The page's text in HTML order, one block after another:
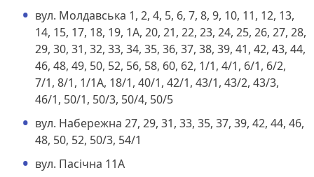
вул. Молдавська 1, 2, 4, 5, 6, 7, 8, 9, 10, 11, 12, 13,
14, 15, 17, 18, 19, 1А, 20, 21, 22, 23, 24, 25, 26, 27, 28,
29, 30, 31, 32, 33, 34, 35, 36, 37, 38, 39, 41, 42, 43, 44,
46, 48, 49, 50, 52, 56, 58, 60, 62, 1/1, 4/1, 6/1, 6/2,
7/1, 8/1, 1/1А, 18/1, 40/1, 42/1, 43/1, 43/2, 43/3,
46/1, 50/1, 50/3, 50/4, 50/5
вул. Набережна 27, 29, 31, 33, 35, 37, 39, 42, 44, 46,
48, 50, 52, 50/3, 54/1
вул. Пасічна 11А